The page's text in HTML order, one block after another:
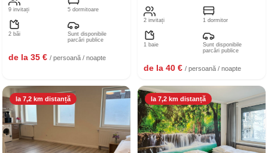
9 invitați 5 dormitoare
2 băi
Sunt disponibile
parcări publice
de la 35 € / persoană / noapte
2 invitați 1 dormitor
1 baie
Sunt disponibile
parcări publice
de la 40 € / persoană / noapte
la 7,2 km distanță la 7,2 km distanță